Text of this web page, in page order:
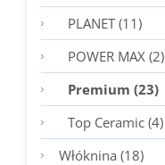
PLANET (11)
POWER MAX (2)
Premium (23)
Top Ceramic (4)
Włóknina (18)